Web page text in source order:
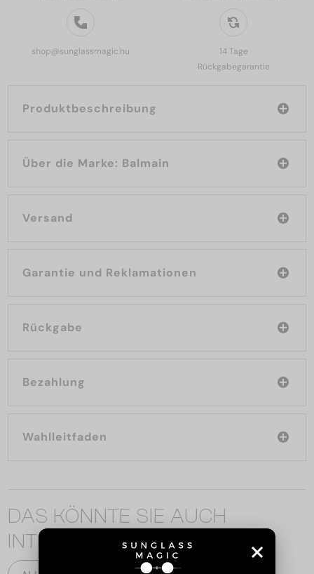
shop@sunglassmagic.hu
14 Tage
Rückgabegarantie
Produktbeschreibung
Über die Marke: Balmain
Versand
Garantie und Reklamationen
Rückgabe
Bezahlung
Wahlleitfaden
DAS KÖNNTE SIE AUCH
INTERESSIEREN